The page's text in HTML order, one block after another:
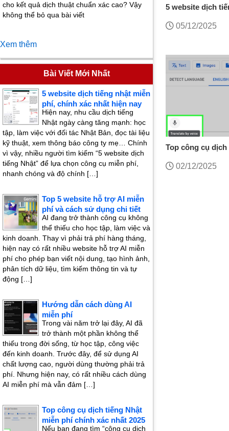
5 website dịch
05/12/2025
Top công cụ
02/12/2025
cho kết quả dịch thuật chuẩn xác cao? Vậy
không thể bỏ qua bài viết
Xem thêm
Bài Viết Mới Nhất
5 website dịch tiếng nhật miễn
phí, chính xác nhất hiện nay
Hiện nay, nhu cầu dịch tiếng
Nhật ngày càng tăng mạnh: học
tập, làm việc với đối tác Nhật Bản, đọc tài liệu
kỹ thuật, xem thông báo công ty mẹ… Chính
vì vậy, nhiều người tìm kiếm “5 website dịch
tiếng Nhật” để lựa chọn công cụ miễn phí,
nhanh chóng và độ chính […]
Top 5 website hỗ trợ AI miễn
phí và cách sử dụng chi tiết
AI đang trở thành công cụ không
thể thiếu cho học tập, làm việc và
kinh doanh. Thay vì phải trả phí hàng tháng,
hiện nay có rất nhiều website hỗ trợ AI miễn
phí cho phép bạn viết nội dung, tạo hình ảnh,
phân tích dữ liệu, tìm kiếm thông tin và tự
động […]
Hướng dẫn cách dùng AI
miễn phí
Trong vài năm trở lại đây, AI đã
trở thành một phần không thể
thiếu trong đời sống, từ học tập, công việc
đến kinh doanh. Trước đây, để sử dụng AI
chất lượng cao, người dùng thường phải trả
phí. Nhưng hiện nay, có rất nhiều cách dùng
AI miễn phí mà vẫn đảm […]
Top công cụ dịch tiếng Nhật
miễn phí chính xác nhất 2025
Nếu bạn đang tìm “công cụ dịch